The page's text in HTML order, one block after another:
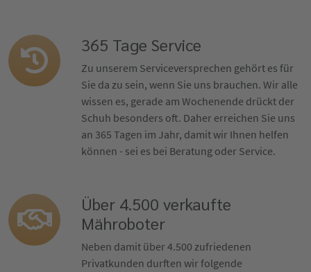
365 Tage Service
Zu unserem Serviceversprechen gehört es für
Sie da zu sein, wenn Sie uns brauchen. Wir alle
wissen es, gerade am Wochenende drückt der
Schuh besonders oft. Daher erreichen Sie uns
an 365 Tagen im Jahr, damit wir Ihnen helfen
können - sei es bei Beratung oder Service.
Über 4.500 verkaufte
Mähroboter
Neben damit über 4.500 zufriedenen
Privatkunden durften wir folgende